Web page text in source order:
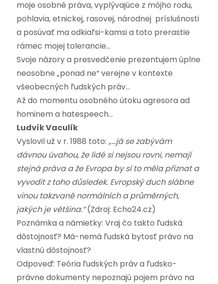
moje osobné práva, vyplývajúce z môjho rodu,
pohlavia, etnickej, rasovej, národnej príslušnosti
a posúvať ma odkiaľsi-kamsi a toto prerastie
rámec mojej tolerancie…
Svoje názory a presvedčenie prezentujem úplne
neosobne „ponad ne“ verejne v kontexte
všeobecných ľudských práv…
Až do momentu osobného útoku agresora ad
hominem a hatespeech…
Ludvík Vaculík
Vyslovil už v r. 1988 toto: „…já se zabývám
dávnou úvahou, že lidé si nejsou rovni, nemají
stejná práva a že Evropa by si to měla přiznat a
vyvodit z toho důsledek. Evropský duch slábne
vinou takzvaně normálních a průměrných,
jakých je většina.“(Zdroj: Echo24.cz)
Poznámka a námietky: Vraj čo takto ľudská
dôstojnosť? Má-nemá ľudská bytosť právo na
vlastnú dôstojnosť?
Odpoveď: Teória ľudských práv a ľudsko-
právne dokumenty nepoznajú pojem právo na